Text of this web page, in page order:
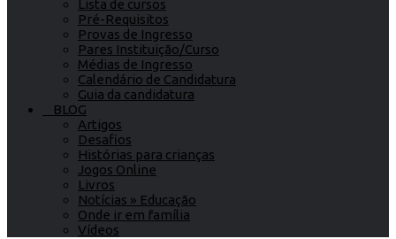
Lista de cursos
Pré-Requisitos
Provas de Ingresso
Pares Instituição/Curso
Médias de Ingresso
Calendário de Candidatura
Guia da candidatura
BLOG
Artigos
Desafios
Histórias para crianças
Jogos Online
Livros
Notícias » Educação
Onde ir em família
Vídeos